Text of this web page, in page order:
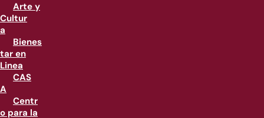
Arte y
Cultur
a
Bienes
tar en
Linea
CAS
A
Centr
o para la